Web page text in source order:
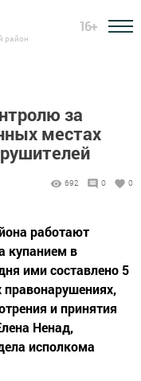
район
16+
за
местах
692 0 0
работают
купанием в
ими составлено 5
и принятия
Ненад,
исполкома